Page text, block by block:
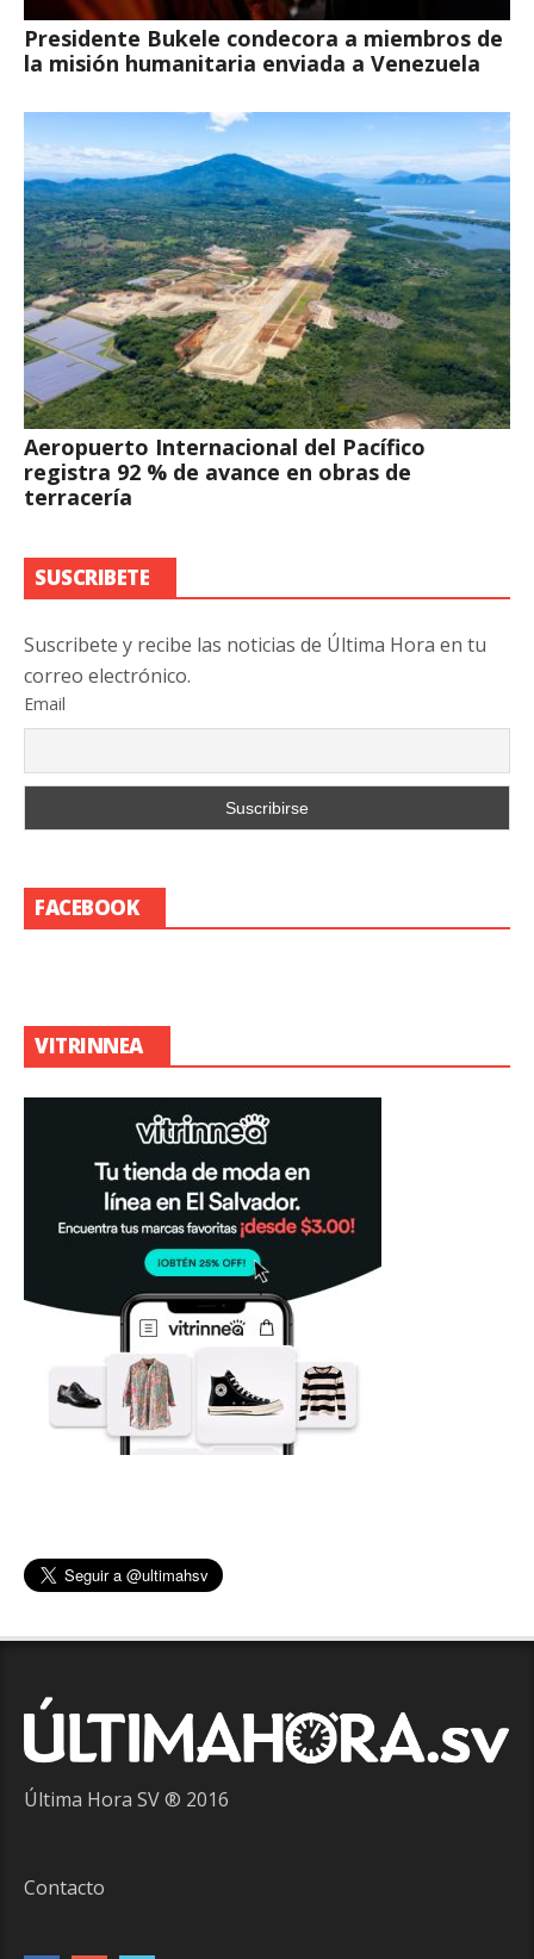
Presidente Bukele condecora a miembros de
la misión humanitaria enviada a Venezuela
Aeropuerto Internacional del Pacífico
registra 92 % de avance en obras de
terracería
SUSCRIBETE
Suscribete y recibe las noticias de Última Hora en tu
correo electrónico.
Email
FACEBOOK
VITRINNEA
Última Hora SV ® 2016
Contacto